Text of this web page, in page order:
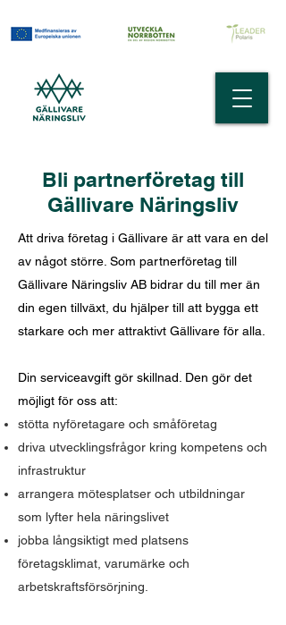
Bli partnerföretag till
Gällivare Näringsliv
Att driva företag i Gällivare är att vara en del
av något större. Som partnerföretag till
Gällivare Näringsliv AB bidrar du till mer än
din egen tillväxt, du hjälper till att bygga ett
starkare och mer attraktivt Gällivare för alla.
Din serviceavgift gör skillnad. Den gör det
möjligt för oss att:
stötta nyföretagare och småföretag
driva utvecklingsfrågor kring kompetens och
infrastruktur
arrangera mötesplatser och utbildningar
som lyfter hela näringslivet
jobba långsiktigt med platsens
företagsklimat, varumärke och
arbetskraftsförsörjning.